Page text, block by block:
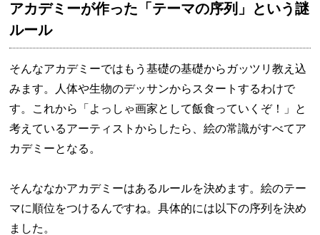
アカデミーが作った「テーマの序列」という謎
ルール
そんなアカデミーではもう基礎の基礎からガッツリ教え込
みます。人体や生物のデッサンからスタートするわけで
す。これから「よっしゃ画家として飯食っていくぞ！」と
考えているアーティストからしたら、絵の常識がすべてア
カデミーとなる。
そんななかアカデミーはあるルールを決めます。絵のテー
マに順位をつけるんですね。具体的には以下の序列を決め
ました。